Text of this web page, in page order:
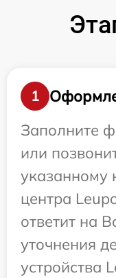
1
Заполните
или
указанному
центра
ответит на
уточнения
устройства